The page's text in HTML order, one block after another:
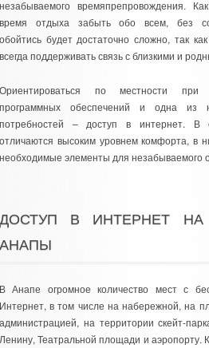
времяпрепровождения.
отдыха забыть обо всем, без
будет достаточно сложно, так
поддерживать связь с близкими и
по местности
обеспечений и одна из
– доступ в интернет. В
высоким уровнем комфорта, в
элементы для незабываемого
В ИНТЕРНЕТ НА
Анапе огромное количество мест с
в том числе на набережной, на
на территории скейт-
Театральной площади и аэропорту.